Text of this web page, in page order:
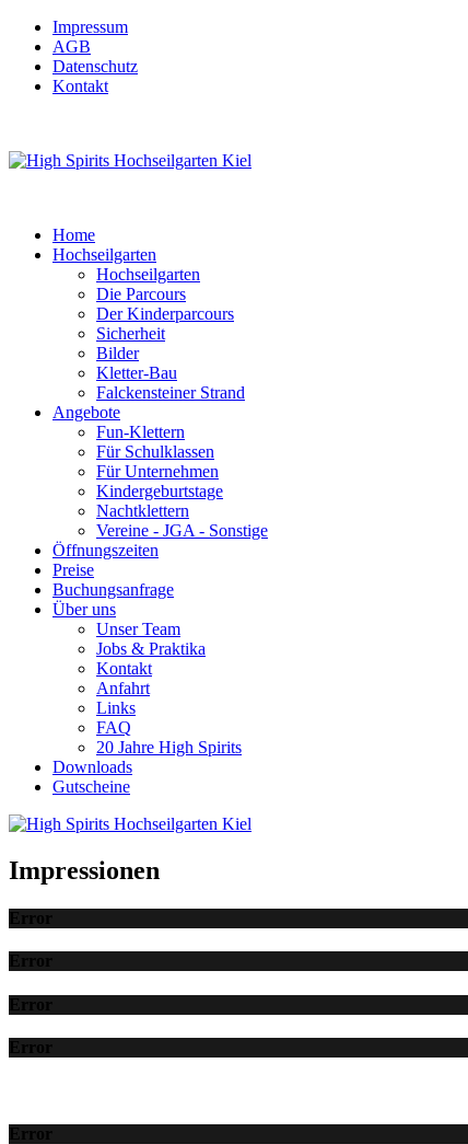
Impressum
AGB
Datenschutz
Kontakt
Home
Hochseilgarten
Hochseilgarten
Die Parcours
Der Kinderparcours
Sicherheit
Bilder
Kletter-Bau
Falckensteiner Strand
Angebote
Fun-Klettern
Für Schulklassen
Für Unternehmen
Kindergeburtstage
Nachtklettern
Vereine - JGA - Sonstige
Öffnungszeiten
Preise
Buchungsanfrage
Über uns
Unser Team
Jobs & Praktika
Kontakt
Anfahrt
Links
FAQ
20 Jahre High Spirits
Downloads
Gutscheine
Impressionen
Error
Error
Error
Error
Error